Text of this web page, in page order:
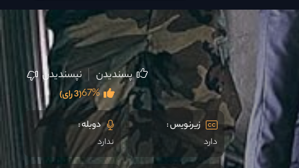
پسندیدن نپسندیدن
(3 رای)67%
زیرنویس :
دارد
دوبله :
ندارد